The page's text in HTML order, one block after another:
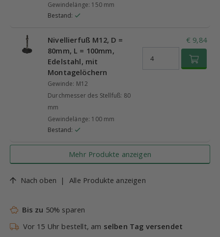
Gewindelänge: 150 mm
Bestand:
Nivellierfuß M12, D =
80mm, L = 100mm,
Edelstahl, mit
Montagelöchern
Gewinde: M12
Durchmesser des Stellfuß: 80
mm
Gewindelänge: 100 mm
Bestand:
€ 9,84
Mehr Produkte anzeigen
Nach oben | Alle Produkte anzeigen
Bis zu 50% sparen
Vor 15 Uhr bestellt, am selben Tag versendet